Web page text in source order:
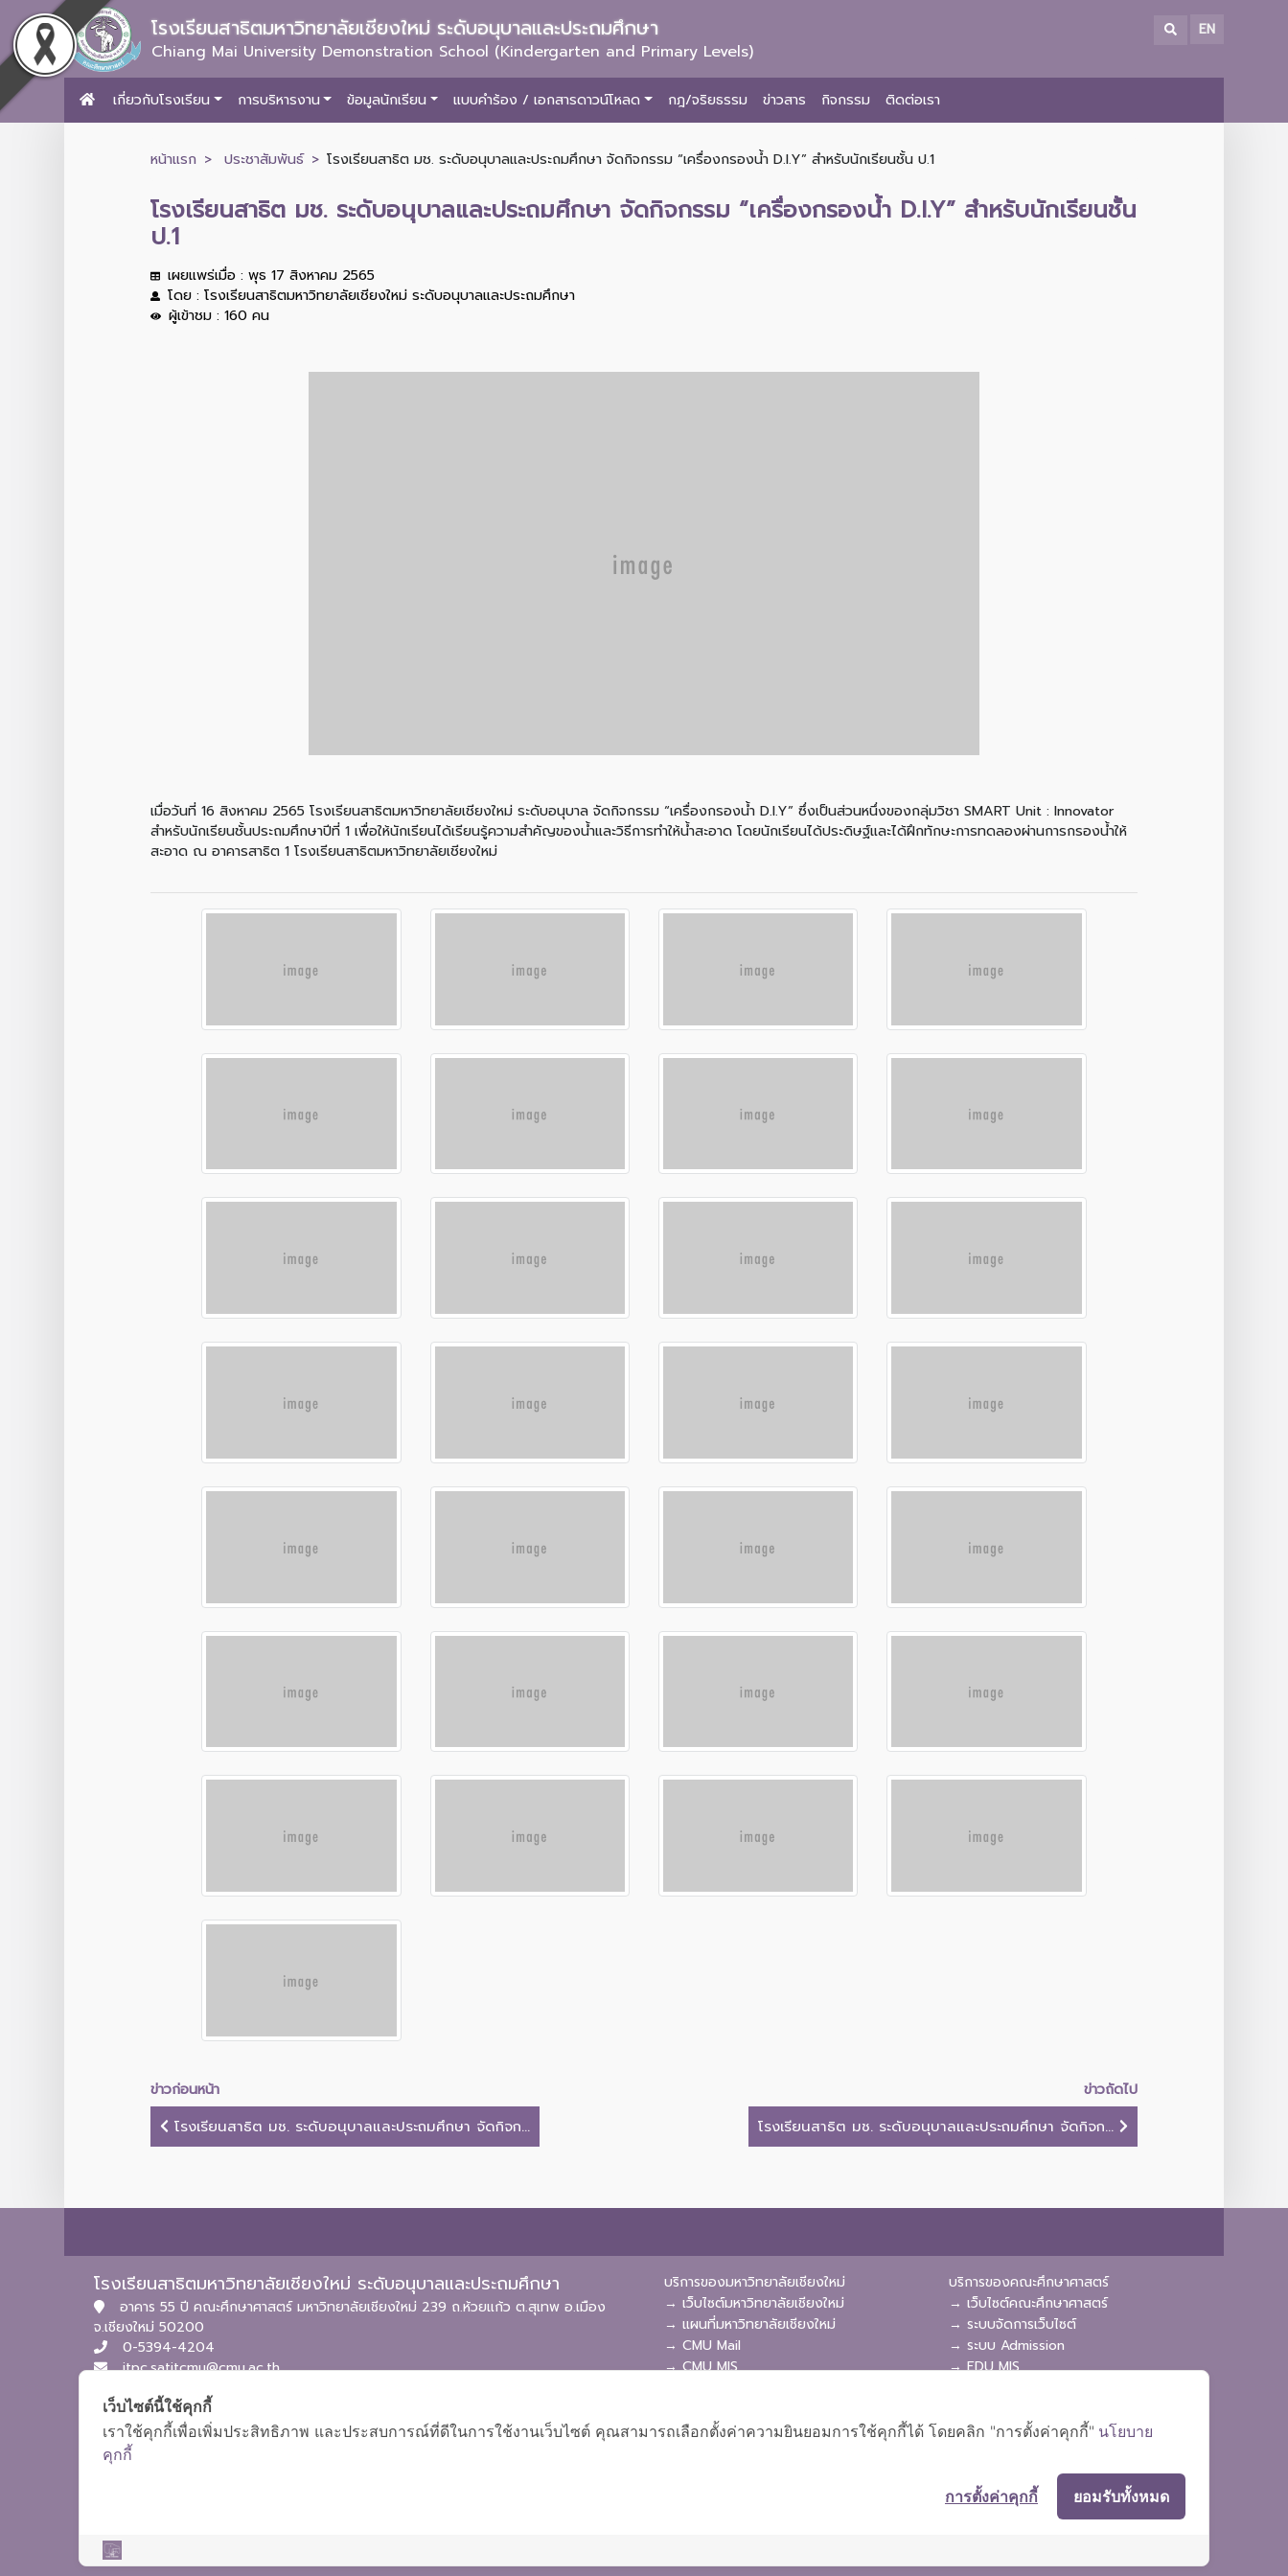
โรงเรียนสาธิตมหาวิทยาลัยเชียงใหม่ ระดับอนุบาลและประถมศึกษา
Chiang Mai University Demonstration School (Kindergarten and Primary Levels)
EN
เกี่ยวกับโรงเรียน การบริหารงาน ข้อมูลนักเรียน แบบคำร้อง / เอกสารดาวน์โหลด กฎ/จริยธรรม ข่าวสาร กิจกรรม ติดต่อเรา
หน้าแรก ประชาสัมพันธ์ โรงเรียนสาธิต มช. ระดับอนุบาลและประถมศึกษา จัดกิจกรรม “เครื่องกรองน้ำ D.I.Y” สำหรับนักเรียนชั้น ป.1
โรงเรียนสาธิต มช. ระดับอนุบาลและประถมศึกษา จัดกิจกรรม “เครื่องกรองน้ำ D.I.Y” สำหรับนักเรียนชั้น
ป.1
เผยแพร่เมื่อ : พุธ 17 สิงหาคม 2565
โดย : โรงเรียนสาธิตมหาวิทยาลัยเชียงใหม่ ระดับอนุบาลและประถมศึกษา
ผู้เข้าชม : 160 คน
เมื่อวันที่ 16 สิงหาคม 2565 โรงเรียนสาธิตมหาวิทยาลัยเชียงใหม่ ระดับอนุบาล จัดกิจกรรม “เครื่องกรองน้ำ D.I.Y” ซึ่งเป็นส่วนหนึ่งของกลุ่มวิชา SMART Unit : Innovator
สำหรับนักเรียนชั้นประถมศึกษาปีที่ 1 เพื่อให้นักเรียนได้เรียนรู้ความสำคัญของน้ำและวิธีการทำให้น้ำสะอาด โดยนักเรียนได้ประดิษฐ์และได้ฝึกทักษะการทดลองผ่านการกรองน้ำให้
สะอาด ณ อาคารสาธิต 1 โรงเรียนสาธิตมหาวิทยาลัยเชียงใหม่
ข่าวก่อนหน้า
ข่าวถัดไป
โรงเรียนสาธิต มช. ระดับอนุบาลและประถมศึกษา จัดกิจก...
โรงเรียนสาธิต มช. ระดับอนุบาลและประถมศึกษา จัดกิจก...
โรงเรียนสาธิตมหาวิทยาลัยเชียงใหม่ ระดับอนุบาลและประถมศึกษา
อาคาร 55 ปี คณะศึกษาศาสตร์ มหาวิทยาลัยเชียงใหม่ 239 ถ.ห้วยแก้ว ต.สุเทพ อ.เมือง
จ.เชียงใหม่ 50200
0-5394-4204
itpc.satitcmu@cmu.ac.th
บริการของมหาวิทยาลัยเชียงใหม่
→ เว็บไซต์มหาวิทยาลัยเชียงใหม่
→ แผนที่มหาวิทยาลัยเชียงใหม่
→ CMU Mail
→ CMU MIS
บริการของคณะศึกษาศาสตร์
→ เว็บไซต์คณะศึกษาศาสตร์
→ ระบบจัดการเว็บไซต์
→ ระบบ Admission
→ EDU MIS
เว็บไซต์นี้ใช้คุกกี้
เราใช้คุกกี้เพื่อเพิ่มประสิทธิภาพ และประสบการณ์ที่ดีในการใช้งานเว็บไซต์ คุณสามารถเลือกตั้งค่าความยินยอมการใช้คุกกี้ได้ โดยคลิก "การตั้งค่าคุกกี้" นโยบาย
คุกกี้
ยอมรับทั้งหมด
การตั้งค่าคุกกี้